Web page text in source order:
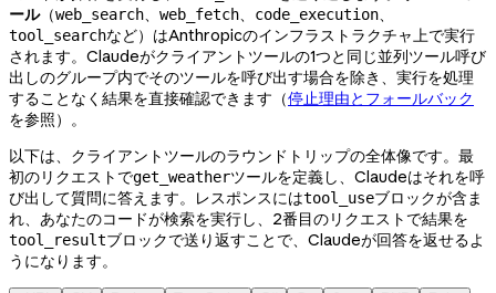
ール（web_search、 web_fetch、 code_execution、
tool_searchなど）はAnthropicのインフラストラクチャ上で実行
されます。Claudeがクライアントツールの1つと同じ並列ツール呼び
出しのグループ内でそのツールを呼び出す場合を除き、実行を処理
することなく結果を直接確認できます（停止理由とフォールバック
を参照）。
以下は、クライアントツールのラウンドトリップの全体像です。最
初のリクエストでget_weatherツールを定義し、Claudeはそれを呼
び出して質問に答えます。レスポンスにはtool_useブロックが含ま
れ、あなたのコードが検索を実行し、2番目のリクエストで結果を
tool_resultブロックで送り返すことで、Claudeが回答を返せるよ
うになります。